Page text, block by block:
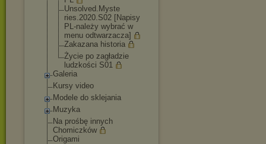
Unsolved.Myste
ries.2020.S02 [Napisy
PL-należy wybrać w
menu odtwarzacza]
Zakazana historia
Życie po zagładzie
ludzkości S01
Galeria
Kursy video
Modele do sklejania
Muzyka
Na prośbę innych
Chomiczków
Origami